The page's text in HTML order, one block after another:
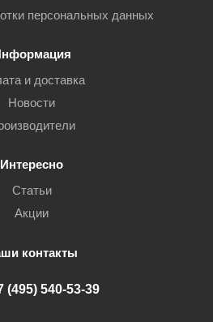
персональных данных
и доставка
Новости
Интересно
Статьи
Акции
контакты
(495) 540-53-39